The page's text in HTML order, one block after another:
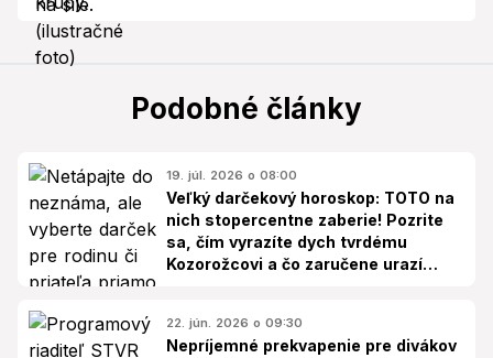
Podobné články
19. júl. 2026 o 08:00
Veľký darčekový horoskop: TOTO na
nich stopercentne zaberie! Pozrite
sa, čím vyrazíte dych tvrdému
Kozorožcovi a čo zaručene urazí
22. jún. 2026 o 09:30
Nepríjemné prekvapenie pre divákov